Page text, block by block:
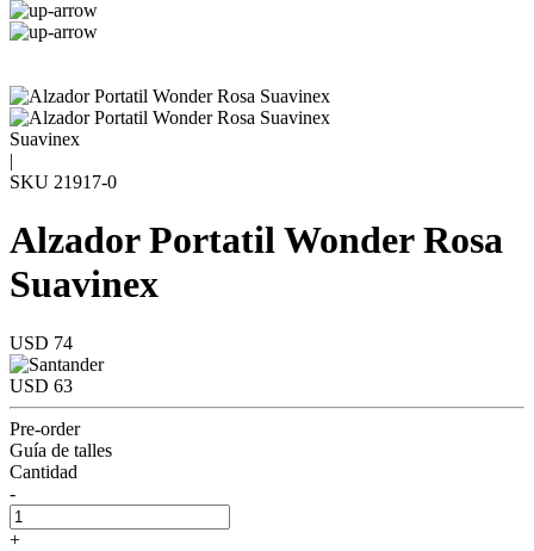
Suavinex
|
SKU 21917-0
Alzador Portatil Wonder Rosa
Suavinex
USD 74
USD 63
Pre-order
Guía de talles
Cantidad
-
+